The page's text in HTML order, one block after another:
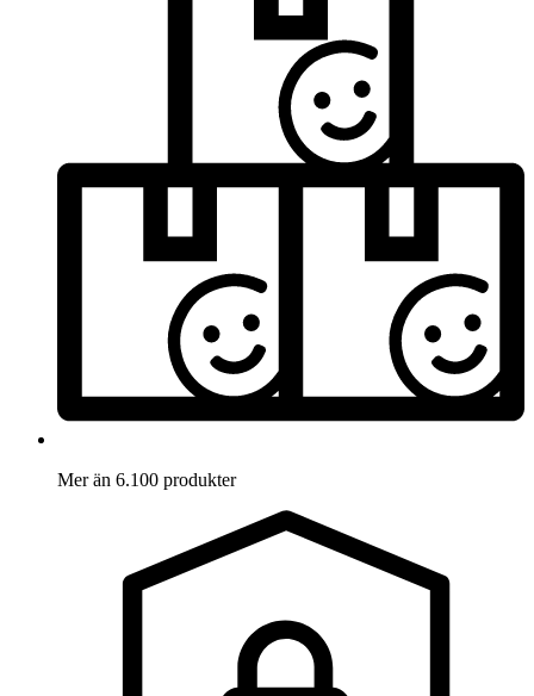
Mer än 6.100 produkter